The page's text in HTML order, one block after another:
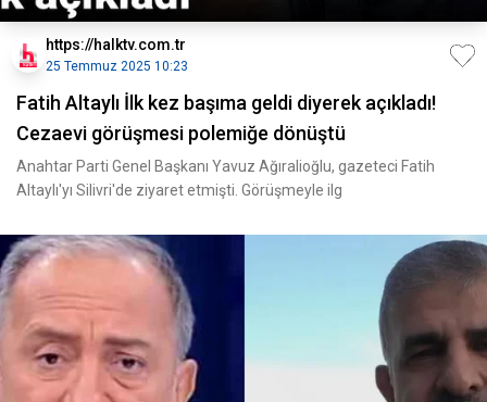
https://halktv.com.tr
25 Temmuz 2025 10:23
Fatih Altaylı İlk kez başıma geldi diyerek açıkladı!
Cezaevi görüşmesi polemiğe dönüştü
Anahtar Parti Genel Başkanı Yavuz Ağıralioğlu, gazeteci Fatih
Altaylı'yı Silivri'de ziyaret etmişti. Görüşmeyle ilg